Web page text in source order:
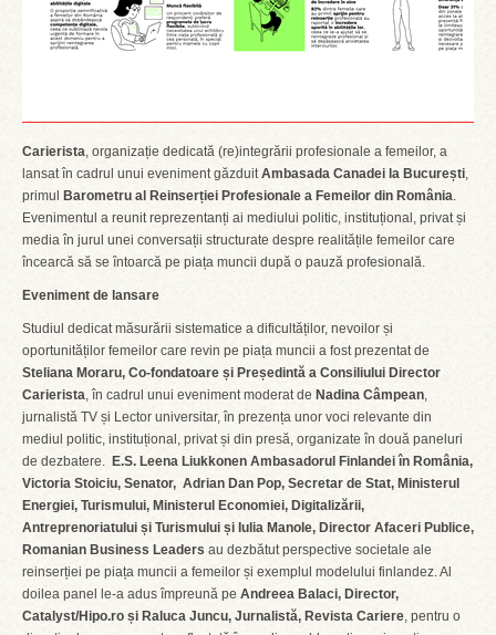
Carierista, organizație dedicată (re)integrării profesionale a femeilor, a
lansat în cadrul unui eveniment găzduitAmbasada Canadei la București,
primul
Barometru al Reinserției Profesionale a Femeilor din România.
Evenimentul a reunit reprezentanți ai mediului politic, instituțional, privat și
media în jurul unei conversații structurate despre realitățile femeilor care
încearcă să se întoarcă pe piața muncii după o pauză profesională.
Eveniment de lansare
Studiul dedicat măsurării sistematice a dificultăților, nevoilor și
oportunităților femeilor care revin pe piața muncii a fost prezentat de
Steliana Moraru, Co-fondatoare și Președintă a Consiliului Director
Carierista, în cadrul unui eveniment moderat de Nadina Câmpean,
jurnalistă TV și Lector universitar, în prezența unor voci relevante din
mediul politic, instituțional, privat și din presă, organizate în două paneluri
de dezbatere. E.S. Leena Liukkonen Ambasadorul Finlandei în România,
Victoria Stoiciu, Senator, Adrian Dan Pop, Secretar de Stat, Ministerul
Energiei, Turismului, Ministerul Economiei, Digitalizării,
Antreprenoriatului și Turismului și Iulia Manole, Director Afaceri Publice,
Romanian Business Leaders au dezbătut perspective societale ale
reinserției pe piața muncii a femeilor și exemplul modelului finlandez. Al
doilea panel le-a adus împreună pe Andreea Balaci, Director,
Catalyst/Hipo.ro și Raluca Juncu, Jurnalistă, Revista Cariere, pentru o